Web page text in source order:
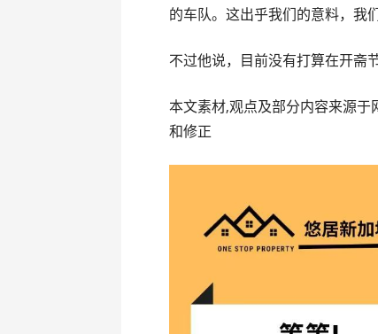
的车队。这出乎我们的意料，我
不过他说，目前没有打算在开斋
本文素材,观点及部分内容来源
和修正